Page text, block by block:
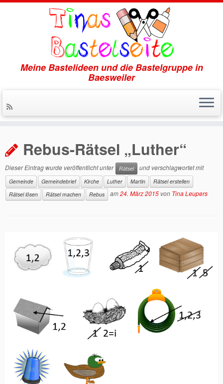
Inhalt
springen
Meine Bastelideen und die Bastelgruppe in
Baesweiler
Rebus-Rätsel „Luther“
Dieser Eintrag wurde veröffentlicht unter Rätsel und verschlagwortet mit
Gemeinde Gemeindebrief Kirche Luther Martin
Rätsel erstellen
Rätsel lösen
Rätsel machen Rebus am24. März 2015 von Tina Leupers